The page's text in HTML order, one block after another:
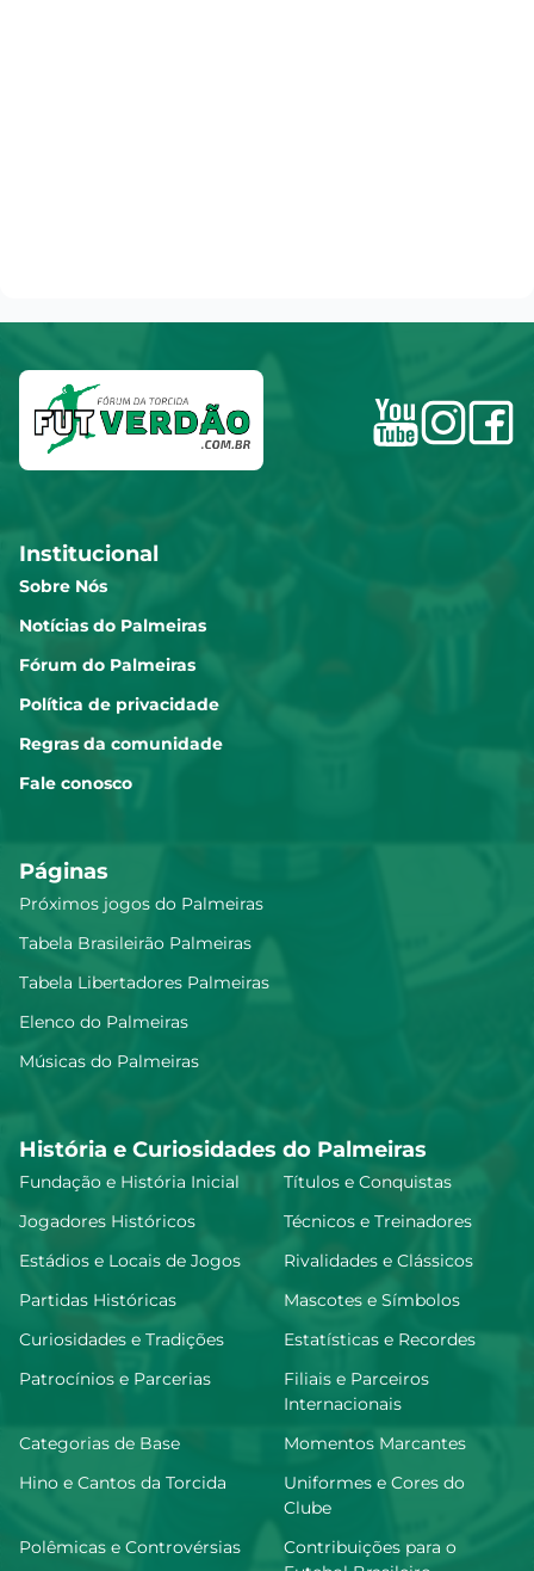
Institucional
Sobre Nós
Notícias do Palmeiras
Fórum do Palmeiras
Política de privacidade
Regras da comunidade
Fale conosco
Páginas
Próximos jogos do Palmeiras
Tabela Brasileirão Palmeiras
Tabela Libertadores Palmeiras
Elenco do Palmeiras
Músicas do Palmeiras
História e Curiosidades do Palmeiras
Fundação e História Inicial
Títulos e Conquistas
Jogadores Históricos
Técnicos e Treinadores
Estádios e Locais de Jogos
Rivalidades e Clássicos
Partidas Históricas
Mascotes e Símbolos
Curiosidades e Tradições
Estatísticas e Recordes
Patrocínios e Parcerias
Filiais e Parceiros
Internacionais
Categorias de Base
Momentos Marcantes
Hino e Cantos da Torcida
Uniformes e Cores do
Clube
Polêmicas e Controvérsias
Contribuições para o